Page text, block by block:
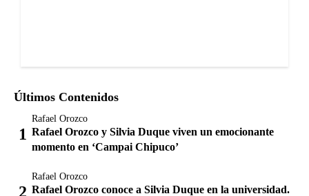
Últimos Contenidos
Rafael Orozco
Rafael Orozco y Silvia Duque viven un emocionante
momento en ‘Campai Chipuco’
Rafael Orozco
Rafael Orozco conoce a Silvia Duque en la universidad.